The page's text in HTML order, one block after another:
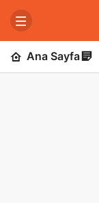
Ana Sayfa